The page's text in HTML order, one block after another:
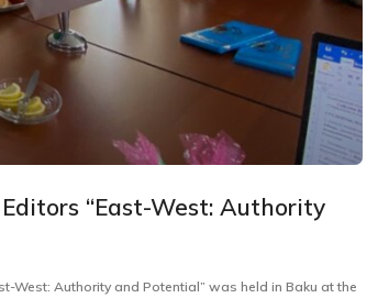
“East-West: Authority
West: Authority and Potential” was held in Baku at the